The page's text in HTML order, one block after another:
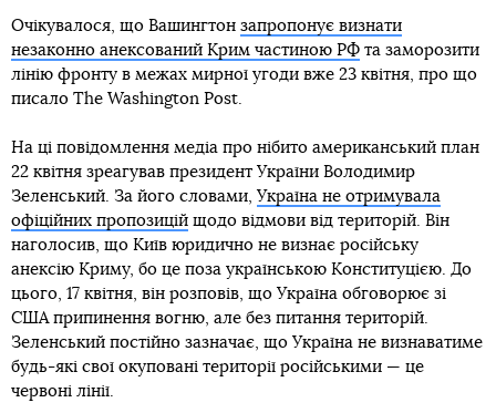
Очікувалося, що Вашингтон запропонує визнати
незаконно анексований Крим частиною РФ та заморозити
лінію фронту в межах мирної угоди вже 23 квітня, про що
писало The Washington Post.
На ці повідомлення медіа про нібито американський план
22 квітня зреагував президент України Володимир
Зеленський. За його словами, Україна не отримувала
офіційних пропозицій щодо відмови від територій. Він
наголосив, що Київ юридично не визнає російську
анексію Криму, бо це поза українською Конституцією. До
цього, 17 квітня, він розповів, що Україна обговорює зі
США припинення вогню, але без питання територій.
Зеленський постійно зазначає, що Україна не визнаватиме
будь-які свої окуповані території російськими — це
червоні лінії.